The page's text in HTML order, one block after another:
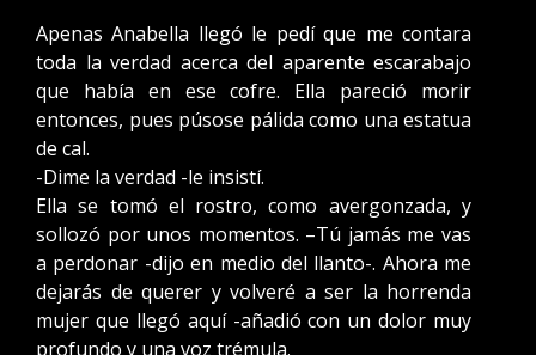
Apenas Anabella llegó le pedí que me contara
toda la verdad acerca del aparente escarabajo
que había en ese cofre. Ella pareció morir
entonces, pues púsose pálida como una estatua
de cal.
-Dime la verdad -le insistí.
Ella se tomó el rostro, como avergonzada, y
sollozó por unos momentos. –Tú jamás me vas
a perdonar -dijo en medio del llanto-. Ahora me
dejarás de querer y volveré a ser la horrenda
mujer que llegó aquí -añadió con un dolor muy
profundo y una voz trémula.